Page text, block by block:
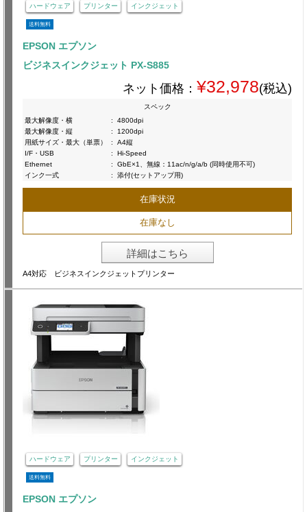
ハードウェア プリンター インクジェット
送料無料
EPSON エプソン
ビジネスインクジェット PX-S885
ネット価格： ¥32,978(税込)
スペック
最大解像度・横
:
4800dpi
最大解像度・縦
:
1200dpi
用紙サイズ・最大（単票）
:
A4縦
I/F・USB
:
Hi-Speed
Ethernet
:
GbE×1、無線：11ac/n/g/a/b (同時使用不可)
インク一式
: 添付(セットアップ用)
在庫状況
在庫なし
詳細はこちら
A4対応 ビジネスインクジェットプリンター
ハードウェア プリンター インクジェット
送料無料
EPSON エプソン